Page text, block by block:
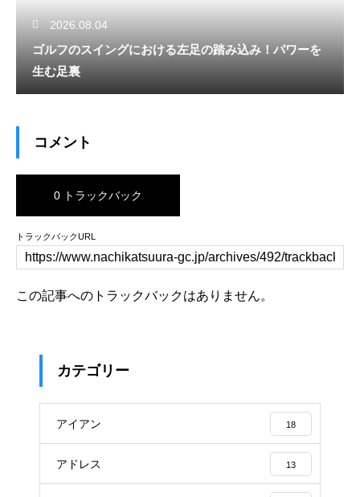
2026.08.04
ゴルフのスイングにおける左足の踏み込み！パワーを
生む足裏
コメント
0 トラックバック
トラックバックURL
この記事へのトラックバックはありません。
カテゴリー
アイアン 18
アドレス 13